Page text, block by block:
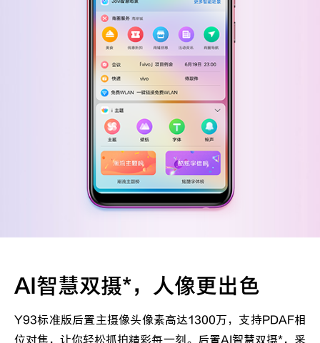
AI智慧双摄*，人像更出色
Y93标准版后置主摄像头像素高达1300万，支持PDAF相